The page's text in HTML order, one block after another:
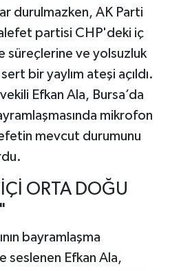
durulmazken, AK Parti
partisi CHP'deki iç
süreçlerine ve yolsuzluk
bir yaylım ateşi açıldı.
Efkan Ala, Bursa’da
mikrofon
mevcut durumunu
ORTA DOĞU
bayramlaşma
seslenen Efkan Ala,